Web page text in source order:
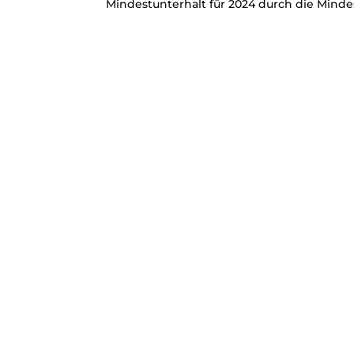
Mindestunterhalt für 2024 durch die